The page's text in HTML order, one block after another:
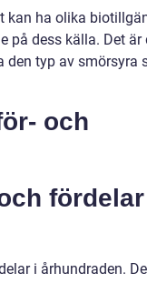
kan ha olika
på dess källa. Det är
den typ av smörsyra
och
fördelar
i århundraden.